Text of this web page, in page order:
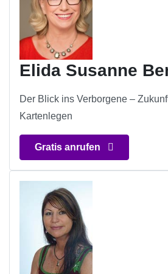
Elida Susanne
Der Blick ins Verborgene –
Kartenlegen
Gratis anrufen